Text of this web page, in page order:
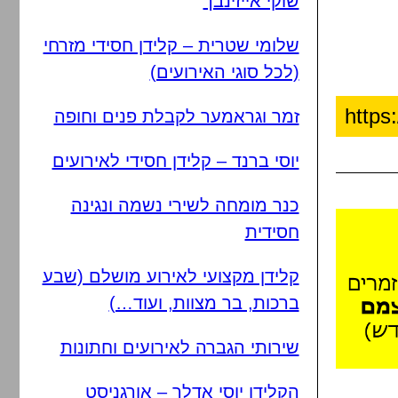
שלומי שטרית – קלידן חסידי מזרחי
(לכל סוגי האירועים)
זמר וגראמער לקבלת פנים וחופה
יוסי ברנד – קלידן חסידי לאירועים
כנר מומחה לשירי נשמה ונגינה
חסידית
קלידן מקצועי לאירוע מושלם (שבע
ברכות, בר מצוות, ועוד…)
שירותי הגברה לאירועים וחתונות
הקלידן יוסי אדלר – אורגניסט